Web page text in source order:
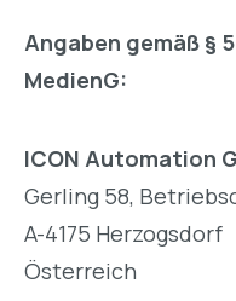
Angaben gemäß §
MedienG:
ICON Automation
Gerling 58,
A-4175 Herzogsdorf
Österreich